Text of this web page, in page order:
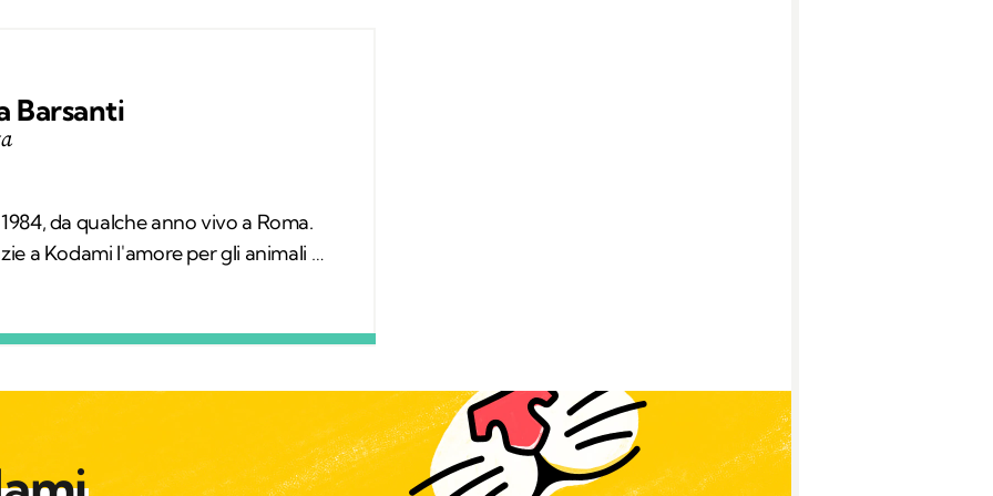
Barsanti
da qualche anno vivo a Roma.
a Kodami l'amore per gli animali è
cui provo a fare la differenza.
qualche viaggio e una continua